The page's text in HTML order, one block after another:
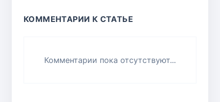
КОММЕНТАРИИ К СТАТЬЕ
Комментарии пока отсутствуют...